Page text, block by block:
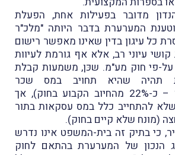
מדובר בפעילות אחת, הפעלת
המערערת בדבר היותה "מלכ"ר
כל עיגון בדין שאינו מאפשר רישום
קושי עיוני רב, אלא אף גורמת לעיוות
פי חוק מע"מ. שכּן, משמעות קבלת
תהיה שהיא תחויב במס שכר
חלקי (במקרה דנן – כ-22% מהחיוב הקבוע בחוק), אך
להתחייב כלל במס עסקאות בתור
(מונח שלא קיים בחוק).
כי בתיק זה בית-המשפט אינו נדרש
הנכון של המערערת בהתאם לחוק